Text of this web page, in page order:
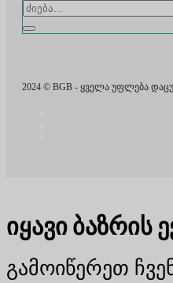
2024 © BGB - ყველა უფლება
იყავი ბაზრის
გამოიწერეთ